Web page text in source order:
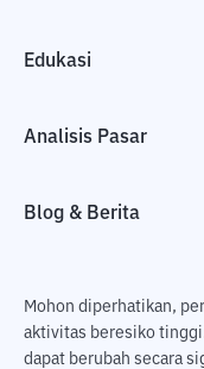
Edukasi
Analisis Pasar
Blog & Berita
Mohon diperhatikan,
aktivitas beresiko
dapat berubah secara